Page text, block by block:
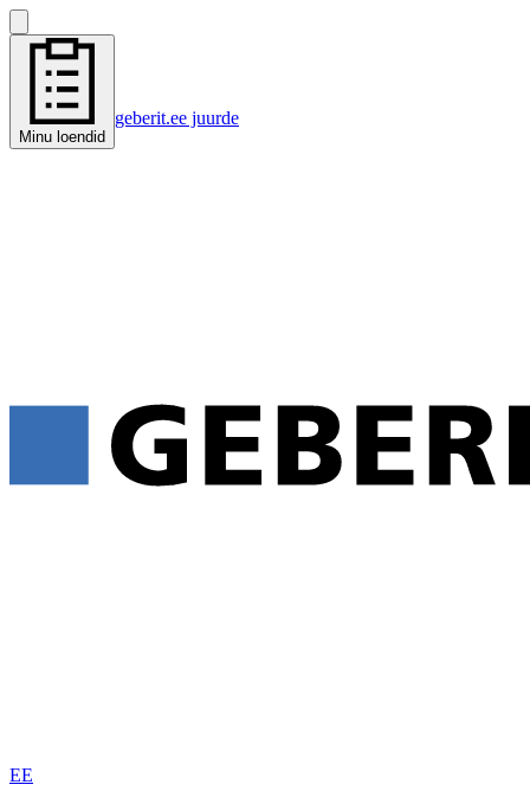
Minu loendid
geberit.ee juurde
EE